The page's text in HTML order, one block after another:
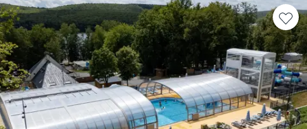
Camping Aquitaine
Camping Dordogne
Camping Carsac-Aillac
Camping Les Eyzies-de-Tayac-Sireuil
Camping Sarlat
Camping Gironde
Camping Bordeaux
Camping Carcans